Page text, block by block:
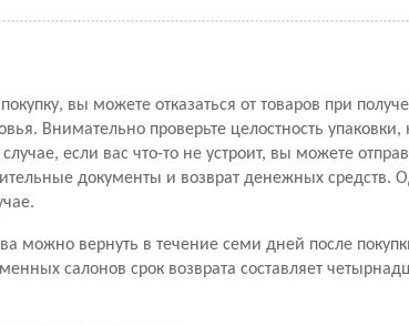
вы можете отказаться от товаров при
Внимательно проверьте целостность
если вас что-то не устроит, вы можете
документы и возврат денежных средств.
можно вернуть в течение семи дней после
салонов срок возврата составляет